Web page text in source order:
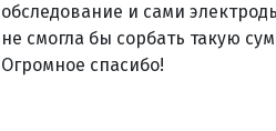
обследование и сами
не смогла бы сорбать такую
Огромное спасибо!